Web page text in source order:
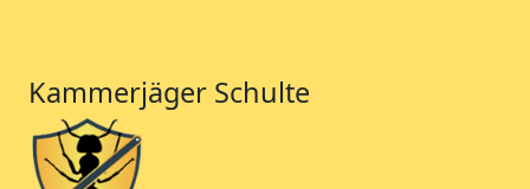
Kammerjäger Schulte